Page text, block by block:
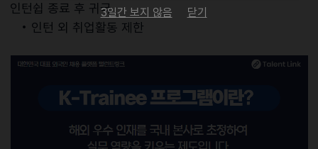
인턴쉽 종료 후 귀국
• 인턴 외 취업활동 제한
3일간 보지 않음 닫기